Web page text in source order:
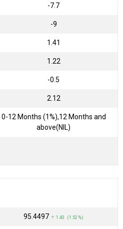
-7.7
-9
1.41
1.22
-0.5
2.12
0-12 Months (1%),12 Months and
above(NIL)
₹95.4497 ↑ 1.43 (1.52 %)